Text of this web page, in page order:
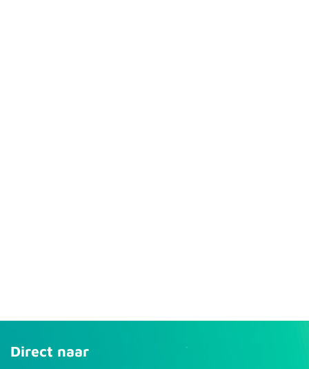
Direct naar